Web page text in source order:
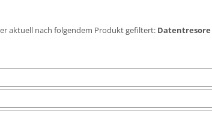
aktuell nach folgendem Produkt gefiltert: